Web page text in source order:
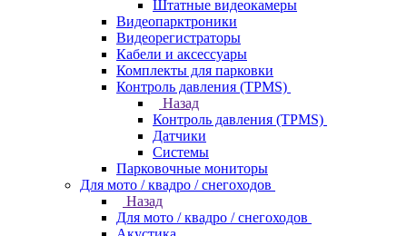
Штатные видеокамеры
Видеопарктроники
Видеорегистраторы
Кабели и аксессуары
Комплекты для парковки
Контроль давления (TPMS)
Назад
Контроль давления (TPMS)
Датчики
Системы
Парковочные мониторы
Для мото / квадро / снегоходов
Назад
Для мото / квадро / снегоходов